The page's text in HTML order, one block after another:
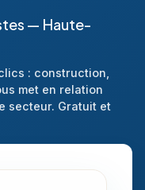
— Haute-
: construction,
met en relation
secteur. Gratuit et